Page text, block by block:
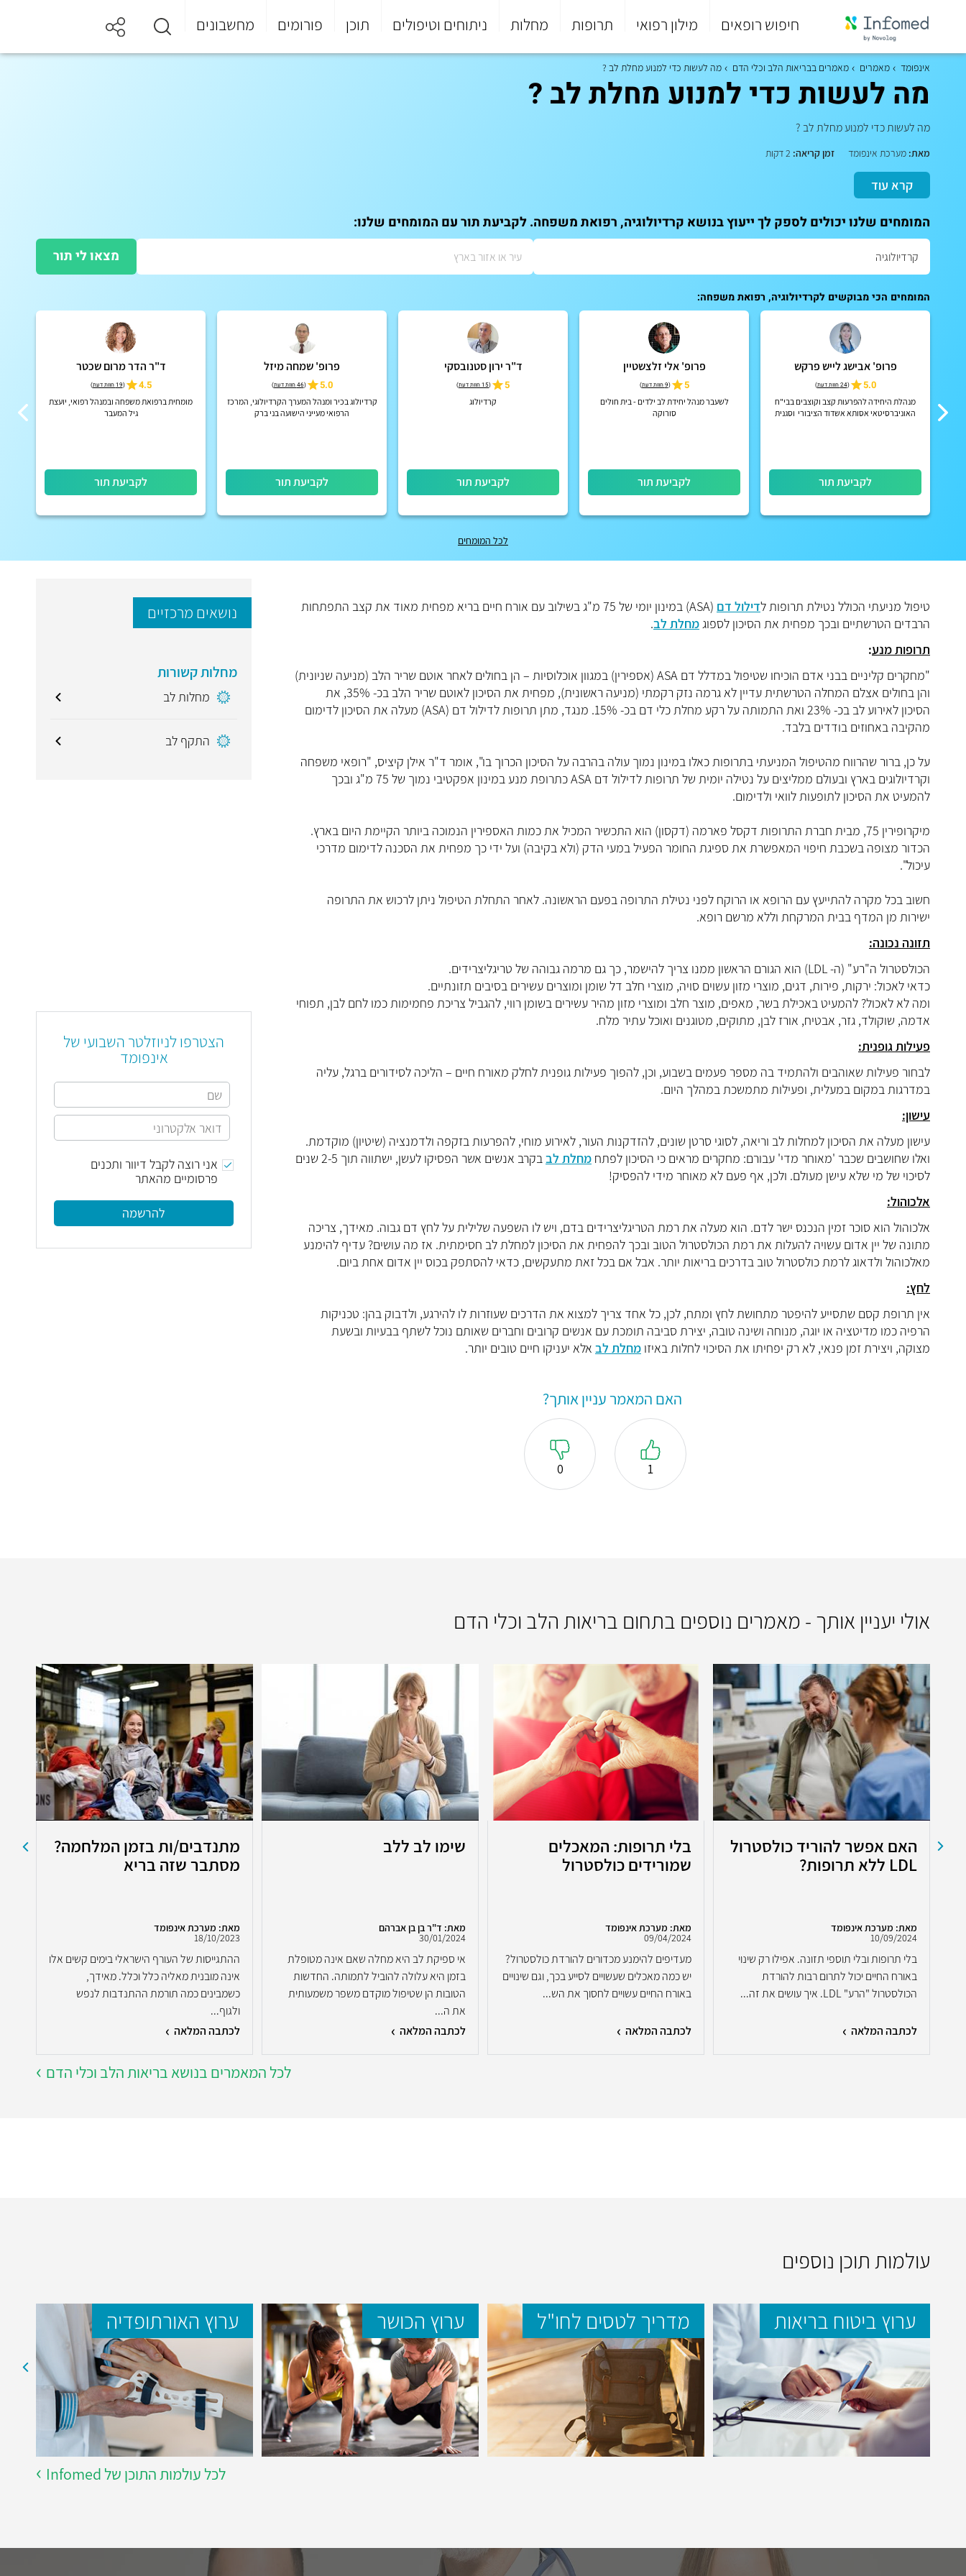
חיפוש רופאים מילון רפואי תרופות מחלות ניתוחים וטיפולים תוכן פורומים מחשבונים
סוף
התפריט
אינפומד מאמרים מאמרים בבריאות הלב וכלי הדם מה לעשות כדי למנוע מחלת לב ?
מה לעשות כדי למנוע מחלת לב ?
מה לעשות כדי למנוע מחלת לב ?
מאת: מערכת אינפומד זמן קריאה:
קרא עוד
המומחים שלנו יכולים לספק לך ייעוץ בנושא קרדיולוגיה, רפואת משפחה. לקביעת תור עם המומחים שלנו:
מצאו לי תור
המומחים הכי מבוקשים לקרדיולוגיה, רפואת משפחה:
פרופ' אבישג לייש פרקש
5.0
(24 חוות דעת )
מנהלת היחידה להפרעות קצב וקוצבים בבי"ח
האוניברסיטאי אסותא אשדוד הציבורי וסגנית
לקביעת תור
פרופ' אלי זלצשטיין
5
(9 חוות דעת )
לשעבר מנהל יחידת לב ילדים - בית חולים
סורוקה
לקביעת תור
ד"ר ירון סטנובסקי
5
(15 חוות דעת )
קרדיולוג
לקביעת תור
פרופ' שמחה מיזל
5.0
(46 חוות דעת )
קרדיולוג בכיר ומנהל המערך הקרדיולוגי, המרכז
הרפואי מעייני הישועה בני ברק
לקביעת תור
ד"ר הדר מרום שכטר
4.5
(19 חוות דעת )
מומחית ברפואת משפחה ובמנהל רפואי, יועצת
גיל המעבר
לקביעת תור
לכל המומחים
טיפול מניעתי הכולל נטילת תרופות לדילול דם
(ASA) במינון יומי של 75 מ"ג בשילוב עם אורח חיים בריא מפחית מאוד את קצב התפתחות
הרבדים הטרשתיים ובכך מפחית את הסיכון לספוגמחלת לב.
תרופות מנע:
"מחקרים קליניים בבני אדם הוכיחו שטיפול במדלל דם ASA (אספירין) במגוון אוכלוסיות – הן בחולים לאחר אוטם שריר הלב (מניעה שניונית)
והן בחולים אצלם המחלה הטרשתית עדיין לא גרמה נזק רקמתי (מניעה ראשונית), מפחית את הסיכון לאוטם שריר הלב בכ- 35%, את
הסיכון לאירוע לב בכ- 23% ואת התמותה על רקע מחלת כלי דם בכ- 15%. מנגד, מתן תרופות לדילול דם (ASA) מעלה את הסיכון לדימום
מהקיבה באחוזים בודדים בלבד.
על כן, ברור שהרווח מהטיפול המניעתי בתרופות כאלו במינון נמוך עולה בהרבה על הסיכון הכרוך בו", אומר ד"ר אילן קיציס, "רופאי משפחה
וקרדיולוגים בארץ ובעולם ממליצים על נטילה יומית של תרופות לדילול דם ASA כתרופת מנע במינון אפקטיבי נמוך של 75 מ"ג ובכך
להמעיט את הסיכון לתופעות לוואי ולדימום.
מיקרופירין 75, מבית חברת התרופות דקסל פארמה (דקסון) הוא התכשיר המכיל את כמות האספירין הנמוכה ביותר הקיימת היום בארץ.
הכדור מצופה בשכבת חיפוי המאפשרת את ספיגת החומר הפעיל במעי הדק (ולא בקיבה) ועל ידי כך מפחית את הסכנה לדימום מדרכי
עיכול".
חשוב בכל מקרה להתייעץ עם הרופא או הרוקח לפני נטילת התרופה בפעם הראשונה. לאחר התחלת הטיפול ניתן לרכוש את התרופה
ישירות מן המדף בבית המרקחת וללא מרשם רופא.
תזונה נכונה:
הכולסטרול ה"רע" (ה- LDL) הוא הגורם הראשון ממנו צריך להישמר, כך גם מרמה גבוהה של טריגליצרידים.
כדאי לאכול: ירקות, פירות, דגים, מוצרי מזון עשוים סויה, מוצרי חלב דל שומן ומוצרים עשירים בסיבים תזונתיים.
ומה לא לאכול? להמעיט באכילת בשר, מאפים, מוצר חלב ומוצרי מזון מהיר עשירים בשומן רווי, להגביל צריכת פחמימות כמו לחם לבן, תפוחי
אדמה, שוקולד, גזר, אבטיח, אורז לבן, מתוקים, מטוגנים ואוכל עתיר מלח.
פעילות גופנית:
לבחור פעילות שאוהבים ולהתמיד בה מספר פעמים בשבוע, וכן, להפוך פעילות גופנית לחלק מאורח חיים – הליכה לסידורים ברגל, עליה
במדרגות במקום במעלית, ופעילות מתמשכת במהלך היום.
עישון:
עישון מעלה את הסיכון למחלות לב וריאה, לסוגי סרטן שונים, להזדקנות העור, לאירוע מוחי, להפרעות בזקפה ולדמנציה (שיטיון) מוקדמת.
ואלו שחושבים שכבר 'מאוחר מדי' עבורם: מחקרים מראים כי הסיכון לפתח מחלת לב
בקרב אנשים אשר הפסיקו לעשן, ישתווה תוך 2-5 שנים
לסיכוי של מי שלא עישן מעולם. ולכן, אף פעם לא מאוחר מידי להפסיק!
אלכוהול:
אלכוהול הוא סוכר זמין הנכנס ישר לדם. הוא מעלה את רמת הטריגליצרידים בדם, ויש לו השפעה שלילית על לחץ דם גבוה. מאידך, צריכה
מתונה של יין אדום עשויה להעלות את רמת הכולסטרול הטוב ובכך להפחית את הסיכון למחלת לב חסימתית. אז מה עושים? עדיף להימנע
מאלכוהול ולדאוג לרמת כולסטרול טוב בדרכים בריאות יותר. אבל אם בכל זאת מתעקשים, כדאי להסתפק בכוס יין אדום אחת ביום.
לחץ:
אין תרופת קסם שתסייע להיפטר מתחושת לחץ ומתח, לכן, כל אחד צריך למצוא את הדרכים שעוזרות לו להירגע, ולדבוק בהן: טכניקות
הרפיה כמו מדיטציה או יוגה, מנוחה ושינה טובה, יצירת סביבה תומכת עם אנשים קרובים וחברים שאותם נוכל לשתף בבעיות ובשעת
מצוקה, ויצירת זמן פנאי, לא רק יפחיתו את הסיכוי לחלות באיזו מחלת לב אלא יעניקו חיים טובים יותר.
האם המאמר עניין אותך?
1
0
נושאים מרכזיים
מחלות קשורות
מחלות לב
התקף לב
הצטרפו לניוזלטר השבועי של
אינפומד
אני רוצה לקבל דיוור ותכנים
פרסומיים מהאתר
להרשמה
אולי יעניין אותך - מאמרים נוספים בתחום בריאות הלב וכלי הדם
האם אפשר להוריד כולסטרול
LDL ללא תרופות?
מאת: מערכת אינפומד
10/09/2024
בלי תרופות ובלי תוספי תזונה. אפילו רק שינוי
באורח החיים יכול לתרום רבות להורדת
הכולסטרול "הרע" LDL. איך עושים את זה...
לכתבה המלאה
בלי תרופות: המאכלים
שמורידים כולסטרול
מאת: מערכת אינפומד
09/04/2024
מעדיפים להימנע מכדורים להורדת כולסטרול?
יש כמה מאכלים שעשויים לסייע בכך, וגם שינויים
באורח החיים עשויים לחסוך את הש...
לכתבה המלאה
שימו לב ללב
מאת: ד"ר בן בן אברהם
30/01/2024
אי ספיקת לב היא מחלה שאם אינה מטופלת
בזמן היא עלולה להוביל לתמותה. החדשות
הטובות הן שטיפול מוקדם משפר משמעותית
את ה...
לכתבה המלאה
מתנדבים/ות בזמן המלחמה?
מסתבר שזה בריא
מאת: מערכת אינפומד
18/10/2023
ההתגייסות של העורף הישראלי בימים קשים אלו
אינה מובנית מאליה כלל וכלל. מאידך,
כשמבינים כמה תורמת ההתנדבות לנפש
ולגוף...
לכתבה המלאה
לכל המאמרים בנושא בריאות הלב וכלי הדם
עולמות תוכן נוספים
ערוץ ביטוח בריאות מדריך לטסים לחו"ל ערוץ הכושר ערוץ האורתופדיה
לכל עולמות התוכן של Infomed